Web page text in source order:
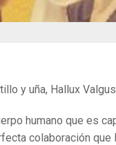
y uña, Hallux
humano que es
colaboración que